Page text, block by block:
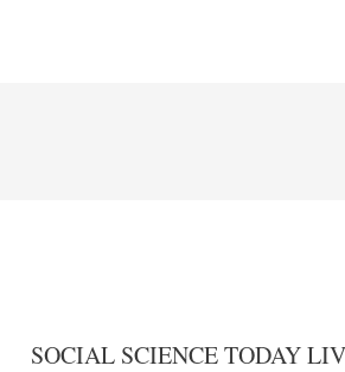
SOCIAL SCIENCE TODAY